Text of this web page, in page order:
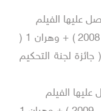
الفيلم
دمشق السينمائي 1 ( الجائزة البرونزية 2008 ) + وهران 1 (
2008 ) + سنغافورة 1 ( جائزة لجنة التحكيم
الفيلم